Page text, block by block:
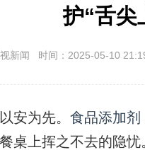
护“舌尖
新闻 时间：2025-05-10
为先。 食品添加剂
桌上挥之不去的隐忧